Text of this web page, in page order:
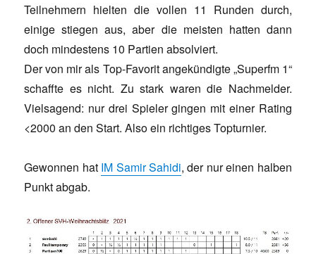
Teilnehmern hielten die vollen 11 Runden durch,
einige stiegen aus, aber die meisten hatten dann
doch mindestens 10 Partien absolviert.
Der von mir als Top-Favorit angekündigte „Superfm 1“
schaffte es nicht. Zu stark waren die Nachmelder.
Vielsagend: nur drei Spieler gingen mit einer Rating
<2000 an den Start. Also ein richtiges Topturnier.
Gewonnen hat IM Samir Sahidi, der nur einen halben
Punkt abgab.